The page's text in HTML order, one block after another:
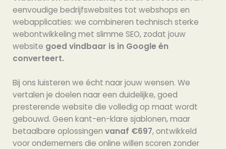
eenvoudige bedrijfswebsites tot webshops en
webapplicaties: we combineren technisch sterke
webontwikkeling met slimme SEO, zodat jouw
website goed vindbaar is in Google én
converteert.
Bij ons luisteren we écht naar jouw wensen. We
vertalen je doelen naar een duidelijke, goed
presterende website die volledig op maat wordt
gebouwd. Geen kant-en-klare sjablonen, maar
betaalbare oplossingen vanaf €697, ontwikkeld
voor ondernemers die online willen scoren zonder